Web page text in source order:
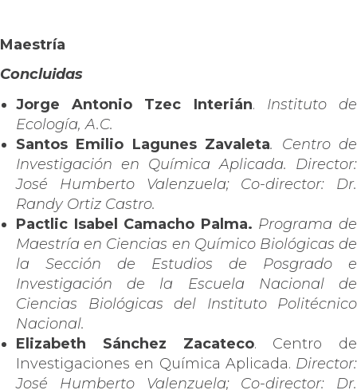
Maestría
Concluidas
Jorge Antonio Tzec Interián. Instituto de
Ecología, A.C.
Santos Emilio Lagunes Zavaleta. Centro de
Investigación en Química Aplicada. Director:
José Humberto Valenzuela; Co-director: Dr.
Randy Ortiz Castro.
Pactlic Isabel Camacho Palma. Programa de
Maestría en Ciencias en Químico Biológicas de
la Sección de Estudios de Posgrado e
Investigación de la Escuela Nacional de
Ciencias Biológicas del Instituto Politécnico
Nacional.
Elizabeth Sánchez Zacateco. Centro de
Investigaciones en Química Aplicada. Director:
José Humberto Valenzuela; Co-director: Dr.